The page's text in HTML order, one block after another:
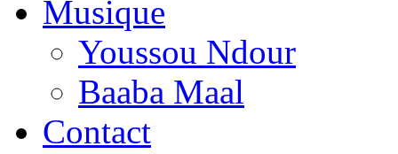
Musique
Youssou Ndour
Baaba Maal
Contact